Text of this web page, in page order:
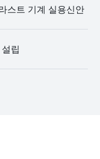
스트 기계 실용신안
립